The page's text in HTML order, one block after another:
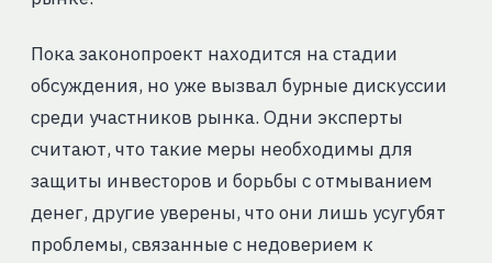
Пока законопроект находится на стадии
обсуждения, но уже вызвал бурные дискуссии
среди участников рынка. Одни эксперты
считают, что такие меры необходимы для
защиты инвесторов и борьбы с отмыванием
денег, другие уверены, что они лишь усугубят
проблемы, связанные с недоверием к